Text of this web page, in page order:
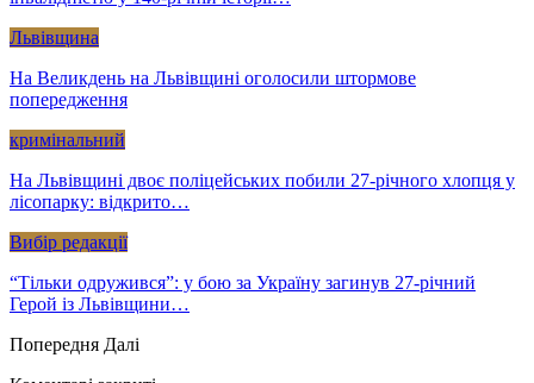
Львівщина
На Великдень на Львівщині оголосили штормове
попередження
кримінальний
На Львівщині двоє поліцейських побили 27-річного хлопця у
лісопарку: відкрито…
Вибір редакції
“Тільки одружився”: у бою за Україну загинув 27-річний
Герой із Львівщини…
Попередня Далі